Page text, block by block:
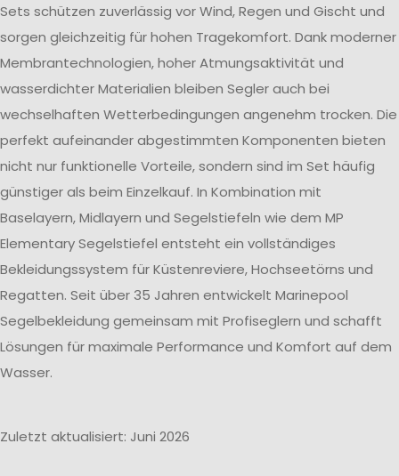
Sets schützen zuverlässig vor Wind, Regen und Gischt und
sorgen gleichzeitig für hohen Tragekomfort. Dank moderner
Membrantechnologien, hoher Atmungsaktivität und
wasserdichter Materialien bleiben Segler auch bei
wechselhaften Wetterbedingungen angenehm trocken. Die
perfekt aufeinander abgestimmten Komponenten bieten
nicht nur funktionelle Vorteile, sondern sind im Set häufig
günstiger als beim Einzelkauf. In Kombination mit
Baselayern, Midlayern und Segelstiefeln wie dem MP
Elementary Segelstiefel entsteht ein vollständiges
Bekleidungssystem für Küstenreviere, Hochseetörns und
Regatten. Seit über 35 Jahren entwickelt Marinepool
Segelbekleidung gemeinsam mit Profiseglern und schafft
Lösungen für maximale Performance und Komfort auf dem
Wasser.
Zuletzt aktualisiert: Juni 2026